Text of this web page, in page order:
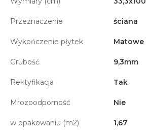
Przeznaczenie ściana
Wykończenie płytek Matowe
Grubość 9,3mm
Rektyfikacja Tak
Mrozoodporność Nie
w opakowaniu (m2) 1,67